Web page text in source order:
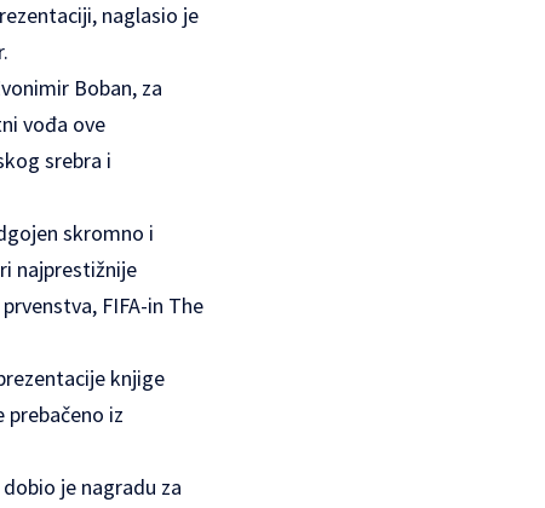
naglasio je
Boban, za
vođa ove
srebra i
skromno i
najprestižnije
FIFA-in The
knjige
iz
je nagradu za